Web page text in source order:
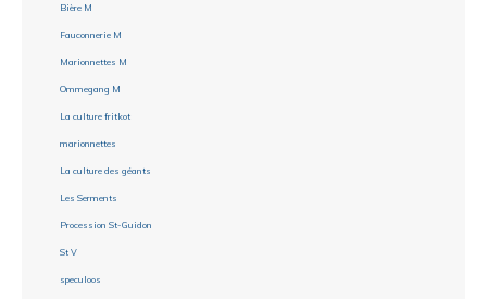
Bière M
Fauconnerie M
Marionnettes M
Ommegang M
La culture fritkot
marionnettes
La culture des géants
Les Serments
Procession St-Guidon
St V
speculoos